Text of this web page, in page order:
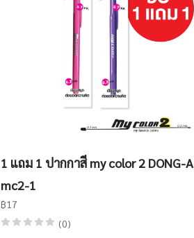
1 แถม 1 ปากกาสี my color 2 DONG-A
mc2-1
฿17
(0)